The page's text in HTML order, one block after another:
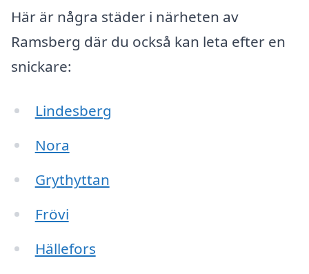
Här är några städer i närheten av
Ramsberg där du också kan leta efter en
snickare:
Lindesberg
Nora
Grythyttan
Frövi
Hällefors